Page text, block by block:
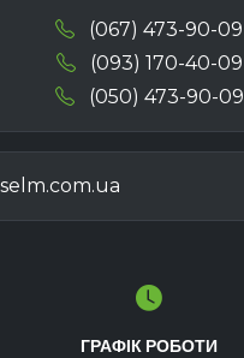
(067) 473-90-09
(093) 170-40-09
(050) 473-90-09
ГРАФІК РОБОТИ